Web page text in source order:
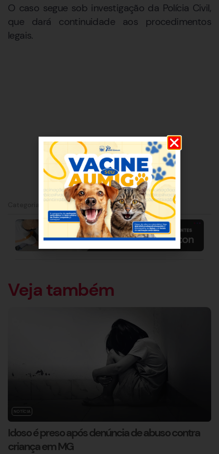
O caso segue sob investigação da Polícia Civil,
que dará continuidade aos procedimentos
legais.
Lagoa Santa|Policial
Veja também
NOTÍCIA
Idoso é preso após denúncia de abuso contra
criança em MG